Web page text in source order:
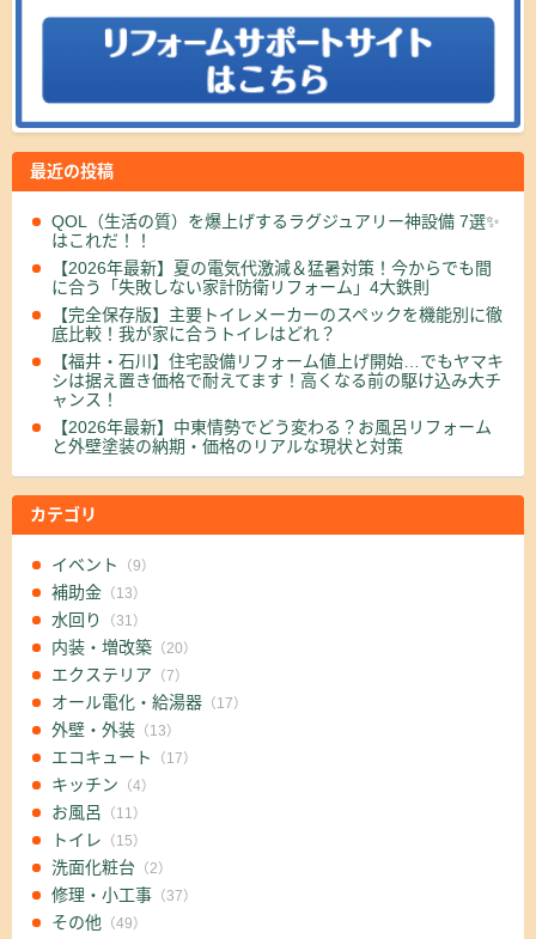
最近の投稿
QOL（生活の質）を爆上げするラグジュアリー神設備 7選✨
はこれだ！！
【2026年最新】夏の電気代激減＆猛暑対策！今からでも間
に合う「失敗しない家計防衛リフォーム」4大鉄則
【完全保存版】主要トイレメーカーのスペックを機能別に徹
底比較！我が家に合うトイレはどれ？
【福井・石川】住宅設備リフォーム値上げ開始…でもヤマキ
シは据え置き価格で耐えてます！高くなる前の駆け込み大チ
ャンス！
【2026年最新】中東情勢でどう変わる？お風呂リフォーム
と外壁塗装の納期・価格のリアルな現状と対策
カテゴリ
イベント （9）
補助金（13）
水回り （31）
内装・増改築（20）
エクステリア （7）
オール電化・給湯器（17）
外壁・外装（13）
エコキュート （17）
キッチン （4）
お風呂 （11）
トイレ （15）
洗面化粧台（2）
修理・小工事（37）
その他 （49）